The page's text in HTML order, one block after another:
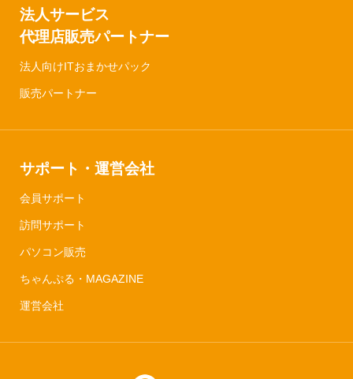
法人サービス
代理店販売パートナー
法人向けITおまかせパック
販売パートナー
サポート・運営会社
会員サポート
訪問サポート
パソコン販売
ちゃんぷる・MAGAZINE
運営会社